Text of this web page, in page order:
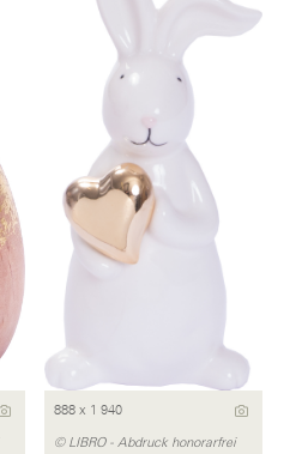
888 x 1 940
© LIBRO - Abdruck honorarfrei